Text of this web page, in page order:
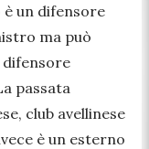
un difensore
ma può
passata
club avellinese
è un esterno